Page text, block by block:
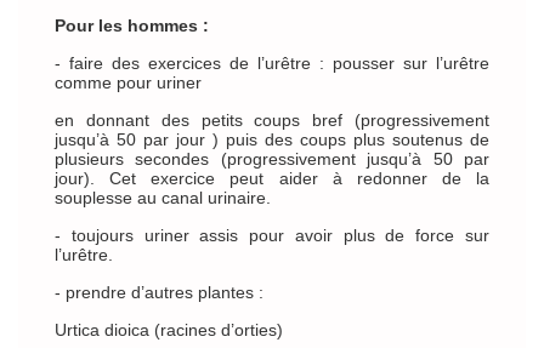
Pour les hommes :
- faire des exercices de l’urêtre : pousser sur l’urêtre
comme pour uriner
en donnant des petits coups bref (progressivement
jusqu’à 50 par jour ) puis des coups plus soutenus de
plusieurs secondes (progressivement jusqu’à 50 par
jour). Cet exercice peut aider à redonner de la
souplesse au canal urinaire.
- toujours uriner assis pour avoir plus de force sur
l’urêtre.
- prendre d’autres plantes :
Urtica dioica (racines d’orties)